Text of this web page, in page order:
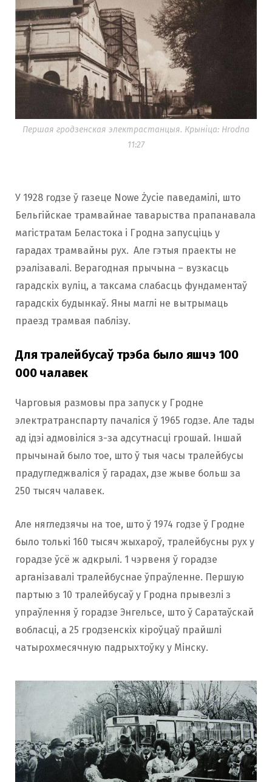
Першая гродзенская электрастанцыя. Крыніца: Hrodna
11:27
У 1928 годзе ў газеце Nowe Życie паведамілі, што
Бельгійскае трамвайнае таварыства прапанавала
магістратам Беластока і Гродна запусціць у
гарадах трамвайны рух. Але гэтыя праекты не
рэалізавалі. Верагодная прычына – вузкасць
гарадскіх вуліц, а таксама слабасць фундаментаў
гарадскіх будынкаў. Яны маглі не вытрымаць
праезд трамвая паблізу.
Для тралейбусаў трэба было яшчэ 100
000 чалавек
Чарговыя размовы пра запуск у Гродне
электратранспарту пачаліся ў 1965 годзе. Але тады
ад ідэі адмовіліся з-за адсутнасці грошай. Іншай
прычынай было тое, што ў тыя часы тралейбусы
прадугледжваліся ў гарадах, дзе жыве больш за
250 тысяч чалавек.
Але нягледзячы на тое, што ў 1974 годзе ў Гродне
было толькі 160 тысяч жыхароў, тралейбусны рух у
горадзе ўсё ж адкрылі. 1 чэрвеня ў горадзе
арганізавалі тралейбуснае ўпраўленне. Першую
партыю з 10 тралейбусаў у Гродна прывезлі з
упраўлення ў горадзе Энгельсе, што ў Саратаўскай
вобласці, а 25 гродзенскіх кіроўцаў прайшлі
чатырохмесячную падрыхтоўку у Мінску.